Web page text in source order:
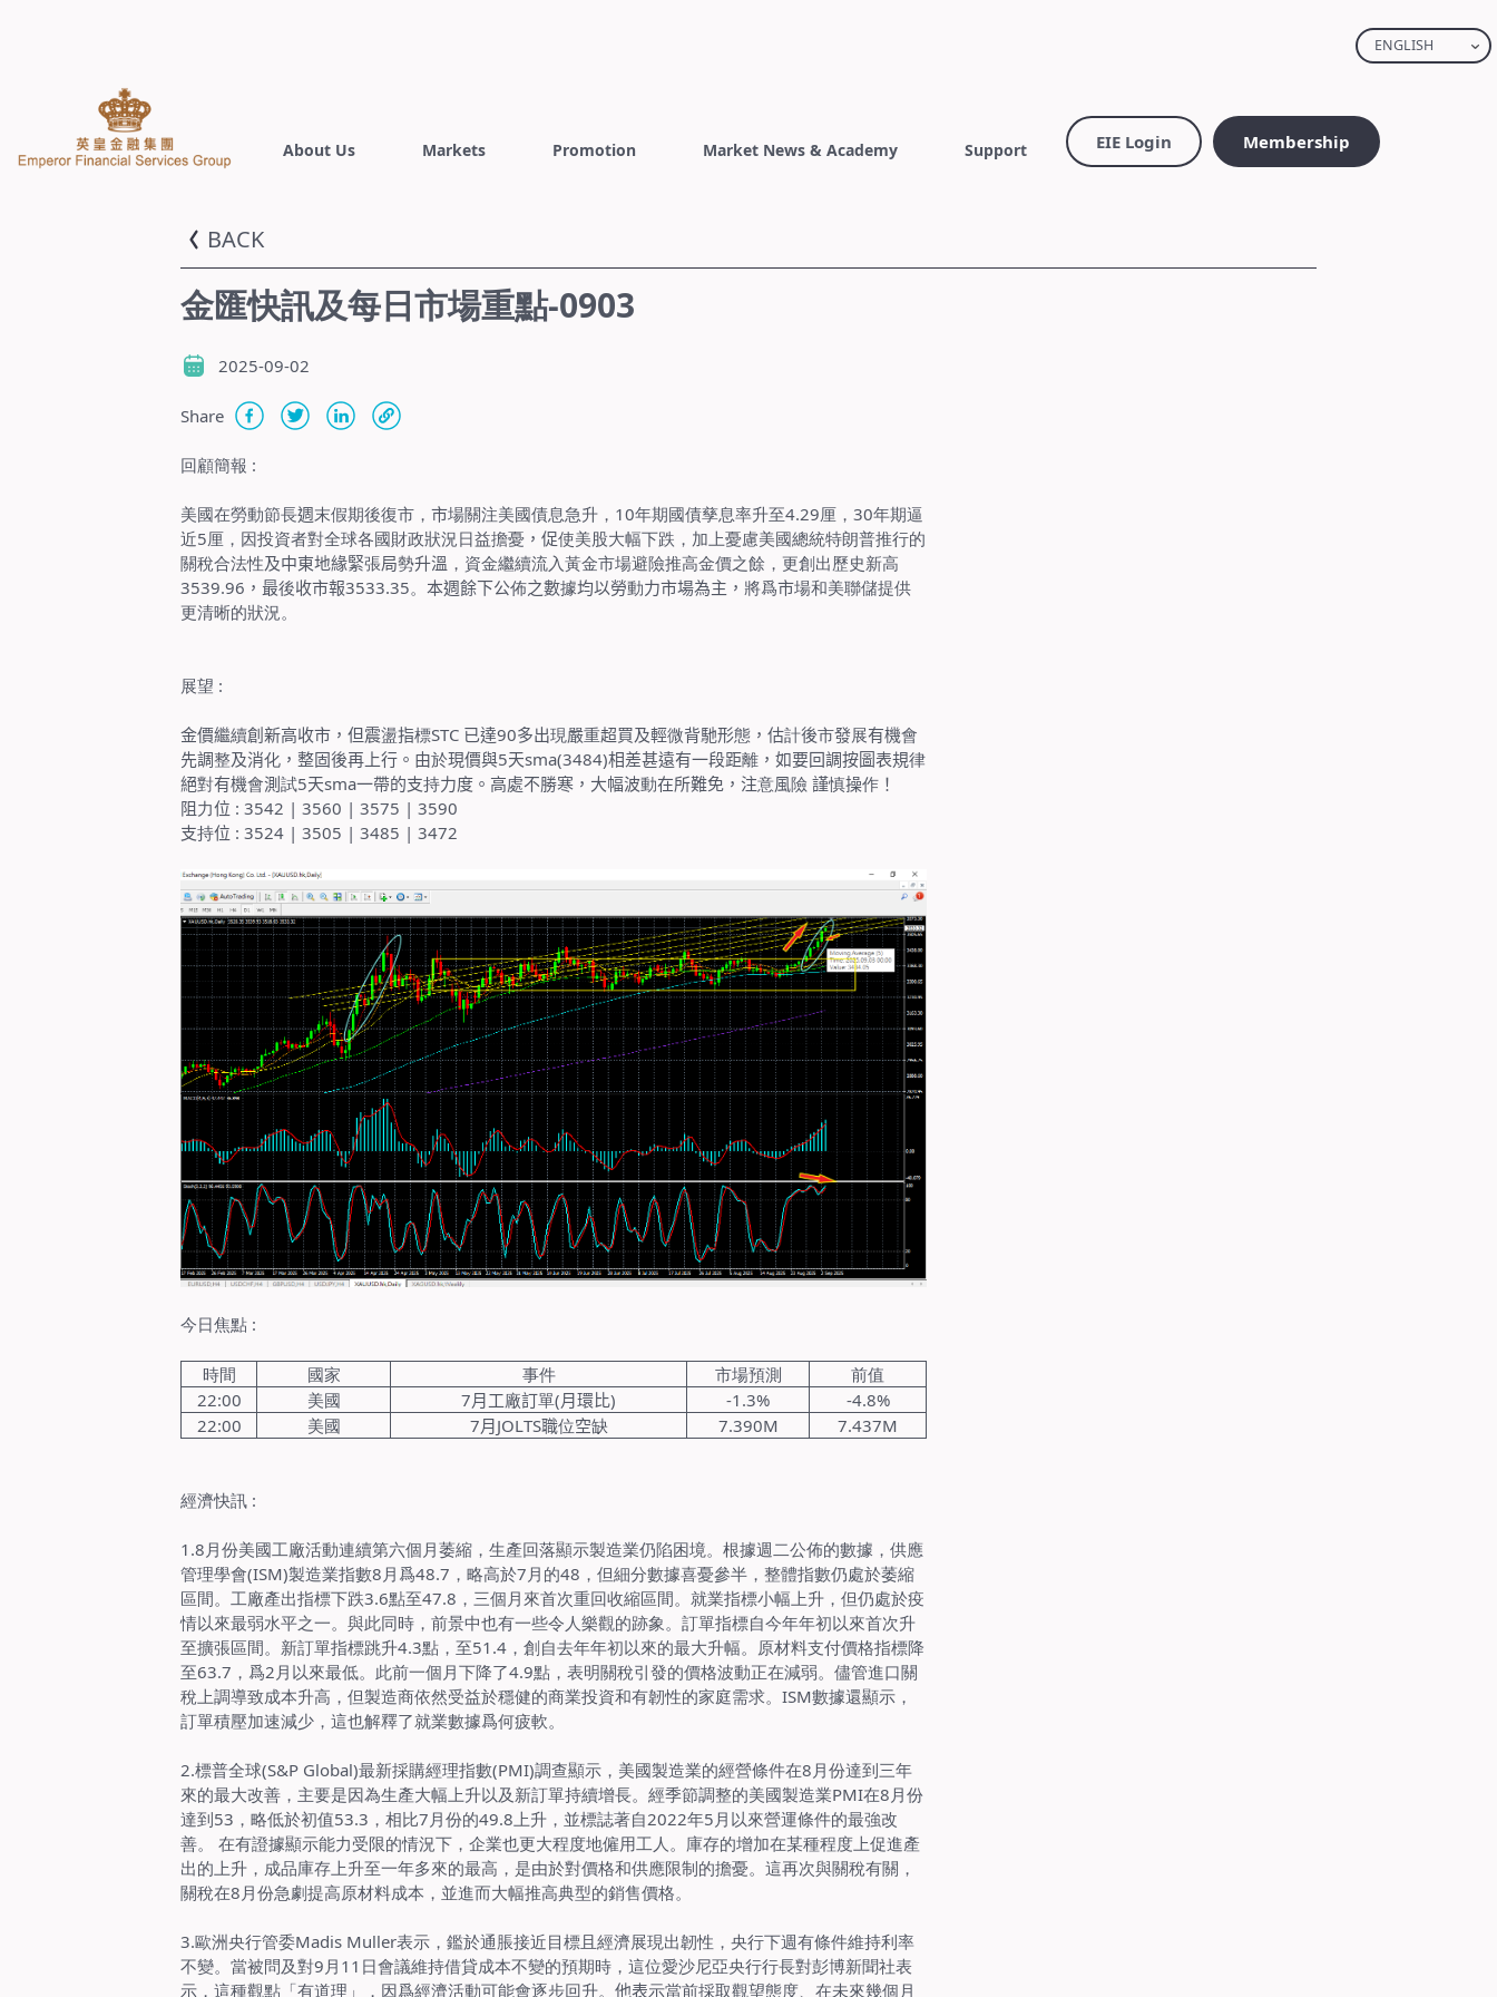
About Us Markets Promotion Market News & Academy Support EIE Login Membership
ENGLISH
BACK
金匯快訊及每日市場重點-0903
2025-09-02
Share
回顧簡報 :
美國在勞動節長週末假期後復市， 市場關注美國債息急升， 10年期國債孳息率升至4.29厘， 30年期逼
近5厘，因投資者對全球各國財政狀況日益擔憂 ，促使美股大幅下跌，加上憂慮美國總統特朗普推行的
關稅合法性及中東地緣緊張局勢升溫 ，資金繼續流入黃金市場避險推高金價之餘，更創出歷史新高
3539.96 ，最後收市報3533.35。 本週餘下公佈之數據均以勞動力市場為主， 將爲市場和美聯儲提供
更清晰的狀況。
展望 :
金價繼續創新高收市，但震盪指標STC 已達90多出現嚴重超買及輕微背馳形態 ，估計後市發展有機會
先調整及消化 ，整固後再上行。由於現價與5天sma(3484)相差甚遠有一段距離 ，如要回調按圖表規律
絕對有機會測試5天sma一帶的支持力度。高處不勝寒，大幅波動在所難免，注意風險 謹慎操作 ！
阻力位 : 3542 | 3560 | 3575 | 3590
支持位 : 3524 | 3505 | 3485 | 3472
今日焦點 :
時間 國家 事件 市場預測
前值
22:00
美國 7月工廠訂單(月環比) -1.3%
-4.8%
22:00
美國 7月JOLTS職位空缺 7.390M 7.437M
經濟快訊 :
1.8 月份美國工廠活動連續第六個月萎縮，生產回落顯示製造業仍陷困境。根據週二公佈的數據，供應
管理學會(ISM)製造業指數8 月爲48.7 ，略高於7 月的48 ，但細分數據喜憂參半，整體指數仍處於萎縮
區間。工廠產出指標下跌3.6點至47.8 ，三個月來首次重回收縮區間。就業指標小幅上升，但仍處於疫
情以來最弱水平之一。與此同時，前景中也有一些令人樂觀的跡象。訂單指標自今年年初以來首次升
至擴張區間。新訂單指標跳升4.3點，至51.4 ，創自去年年初以來的最大升幅。原材料支付價格指標降
至63.7 ，爲2 月以來最低。此前一個月下降了4.9點，表明關稅引發的價格波動正在減弱。儘管進口關
稅上調導致成本升高，但製造商依然受益於穩健的商業投資和有韌性的家庭需求。 ISM數據還顯示，
訂單積壓加速減少，這也解釋了就業數據爲何疲軟。
2.標普全球(S&P Global)最新採購經理指數(PMI)調查顯示，美國製造業的經營條件在8 月份達到三年
來的最大改善，主要是因為生產大幅上升以及新訂單持續增長。經季節調整的美國製造業PMI在8 月份
達到53 ，略低於初值53.3 ，相比7 月份的49.8 上升，並標誌著自2022年5 月以來營運條件的最強改
善。 在有證據顯示能力受限的情況下，企業也更大程度地僱用工人。庫存的增加在某種程度上促進產
出的上升，成品庫存上升至一年多來的最高，是由於對價格和供應限制的擔憂。這再次與關稅有關，
關稅在8 月份急劇提高原材料成本，並進而大幅推高典型的銷售價格。
3.歐洲央行管委Madis Muller表示，鑑於通脹接近目標且經濟展現出韌性，央行下週有條件維持利率
不變。當被問及對9 月 11 日會議維持借貸成本不變的預期時，這位愛沙尼亞央行行長對彭博新聞社表
示，這種觀點「有道理」，因爲經濟活動可能會逐步回升。 他表示當前採取觀望態度、在未來幾個月